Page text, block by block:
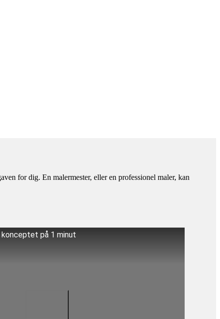
for dig. En malermester, eller en professionel maler, kan
på 1 minut